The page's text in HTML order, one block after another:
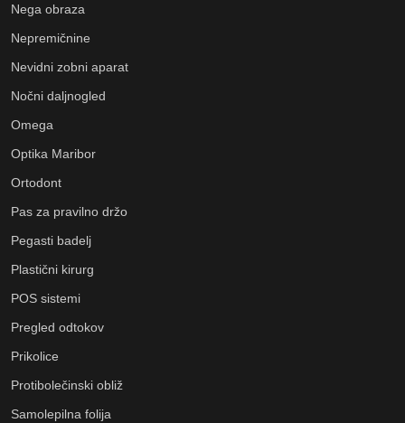
Nega obraza
Nepremičnine
Nevidni zobni aparat
Nočni daljnogled
Omega
Optika Maribor
Ortodont
Pas za pravilno držo
Pegasti badelj
Plastični kirurg
POS sistemi
Pregled odtokov
Prikolice
Protibolečinski obliž
Samolepilna folija